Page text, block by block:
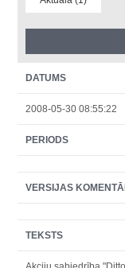
DATUMS
2008-05-30 08:55:22
PERIODS
VERSIJAS
TEKSTS